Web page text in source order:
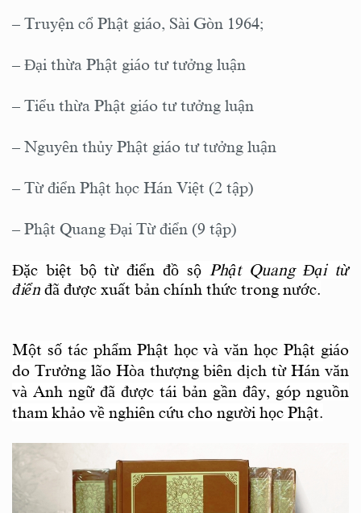
– Truyện cổ Phật giáo, Sài Gòn 1964;
– Ðại thừa Phật giáo tư tưởng luận
– Tiểu thừa Phật giáo tư tưởng luận
– Nguyên thủy Phật giáo tư tưởng luận
– Từ điển Phật học Hán Việt (2 tập)
– Phật Quang Đại Từ điển (9 tập)
Đặc biệt bộ từ điển đồ sộ Phật Quang Đại từ
điển đã được xuất bản chính thức trong nước.
Một số tác phẩm Phật học và văn học Phật giáo
do Trưởng lão Hòa thượng biên dịch từ Hán văn
và Anh ngữ đã được tái bản gần đây, góp nguồn
tham khảo về nghiên cứu cho người học Phật.